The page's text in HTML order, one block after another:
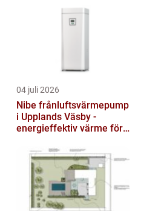
04 juli 2026
Nibe frånluftsvärmepump
i Upplands Väsby -
energieffektiv värme för